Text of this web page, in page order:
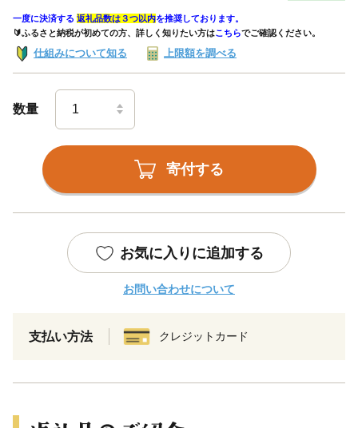
一度に決済する 返礼品数は３つ以内を推奨しております。
🔰ふるさと納税が初めての方、詳しく知りたい方はこちらでご確認ください。
仕組みについて知る 上限額を調べる
数量
寄付する
お気に入りに追加する
お問い合わせについて
支払い方法 クレジットカード